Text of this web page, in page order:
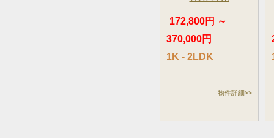
172,800円 ～
370,000円
1K - 2LDK
物件詳細>>